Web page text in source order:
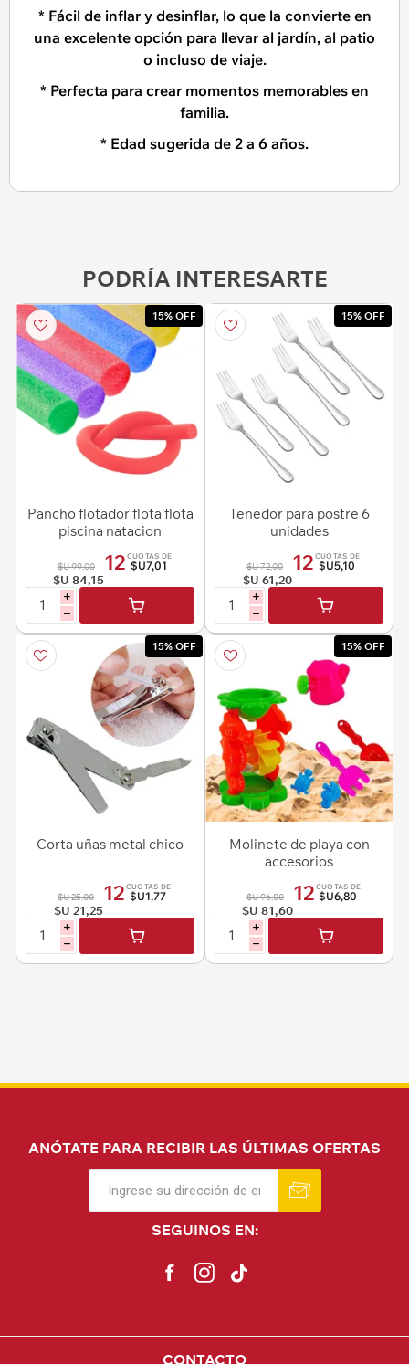
* Fácil de inflar y desinflar, lo que la convierte en
una excelente opción para llevar al jardín, al patio
o incluso de viaje.
* Perfecta para crear momentos memorables en
familia.
* Edad sugerida de 2 a 6 años.
PODRÍA INTERESARTE
15% OFF
Pancho flotador flota flota
piscina natacion
$U 99,00
$U 84,15
12 CUOTAS DE
$U7,01
i
h
15% OFF
Tenedor para postre 6
unidades
$U 72,00
$U 61,20
12 CUOTAS DE
$U5,10
i
h
15% OFF
Corta uñas metal chico
$U 25,00
$U 21,25
12 CUOTAS DE
$U1,77
i
h
15% OFF
Molinete de playa con
accesorios
$U 96,00
$U 81,60
12 CUOTAS DE
$U6,80
i
h
ANÓTATE PARA RECIBIR LAS ÚLTIMAS OFERTAS
SEGUINOS EN:
CONTACTO